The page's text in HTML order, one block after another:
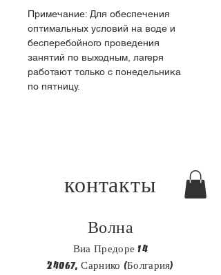
Примечание: Для обеспечения
оптимальных условий на воде и
бесперебойного проведения
занятий по выходным, лагеря
работают только с понедельника
по пятницу.
контакты
Волна
Виа Предоре 14
24067, Сарнико (Болгария)